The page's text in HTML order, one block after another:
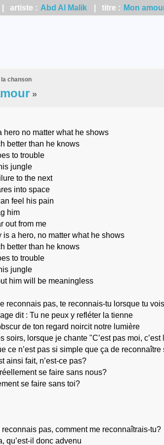
| artiste : Abd Al Malik | titre : Mon
chanson
»
hero no matter what he shows
better than he knows
to trouble
jungle
to the next
into space
feel his pain
him
out from me
is a hero, no matter what he shows
better than he knows
to trouble
jungle
him will be meaningless
reconnais pas, te reconnais-tu lorsque tu
dit : Tu ne peux y refléter la tienne
de ton regard noircit notre lumière
soirs, lorsque je chante "C’est pas moi, c’est
ce n’est pas si simple que ça de reconnaître
ainsi fait, n’est-ce pas?
se faire sans nous?
se faire sans toi?
reconnais pas, comment me reconnaîtrais-tu?
qu’est-il donc advenu